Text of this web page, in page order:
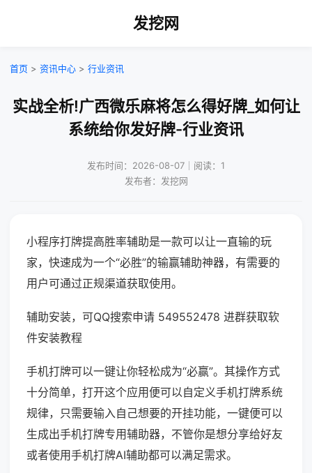
发挖网
首页 > 资讯中心 > 行业资讯
实战全析!广西微乐麻将怎么得好牌_如何让
系统给你发好牌-行业资讯
发布时间：2026-08-07｜阅读：1
发布者：发挖网
小程序打牌提高胜率辅助是一款可以让一直输的玩
家，快速成为一个“必胜”的输赢辅助神器，有需要的
用户可通过正规渠道获取使用。
辅助安装，可QQ搜索申请 549552478 进群获取软
件安装教程
手机打牌可以一键让你轻松成为“必赢”。其操作方式
十分简单，打开这个应用便可以自定义手机打牌系统
规律，只需要输入自己想要的开挂功能，一键便可以
生成出手机打牌专用辅助器，不管你是想分享给好友
或者使用手机打牌AI辅助都可以满足需求。